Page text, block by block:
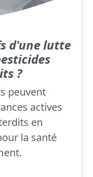
d'une lutte
?
peuvent
actives
en
la santé